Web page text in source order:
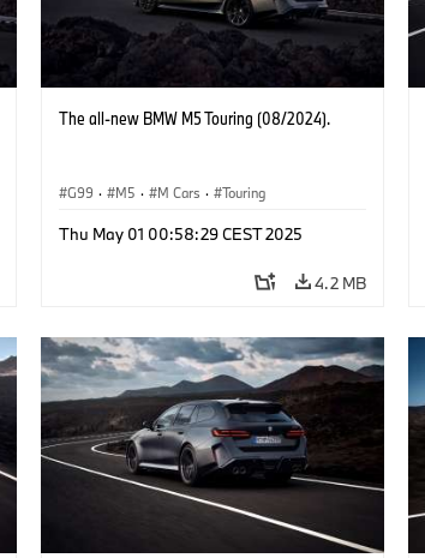
The all-new BMW M5 Touring (08/2024).
G99 · M5 · M Cars · Touring
Thu May 01 00:58:29 CEST 2025
4.2 MB